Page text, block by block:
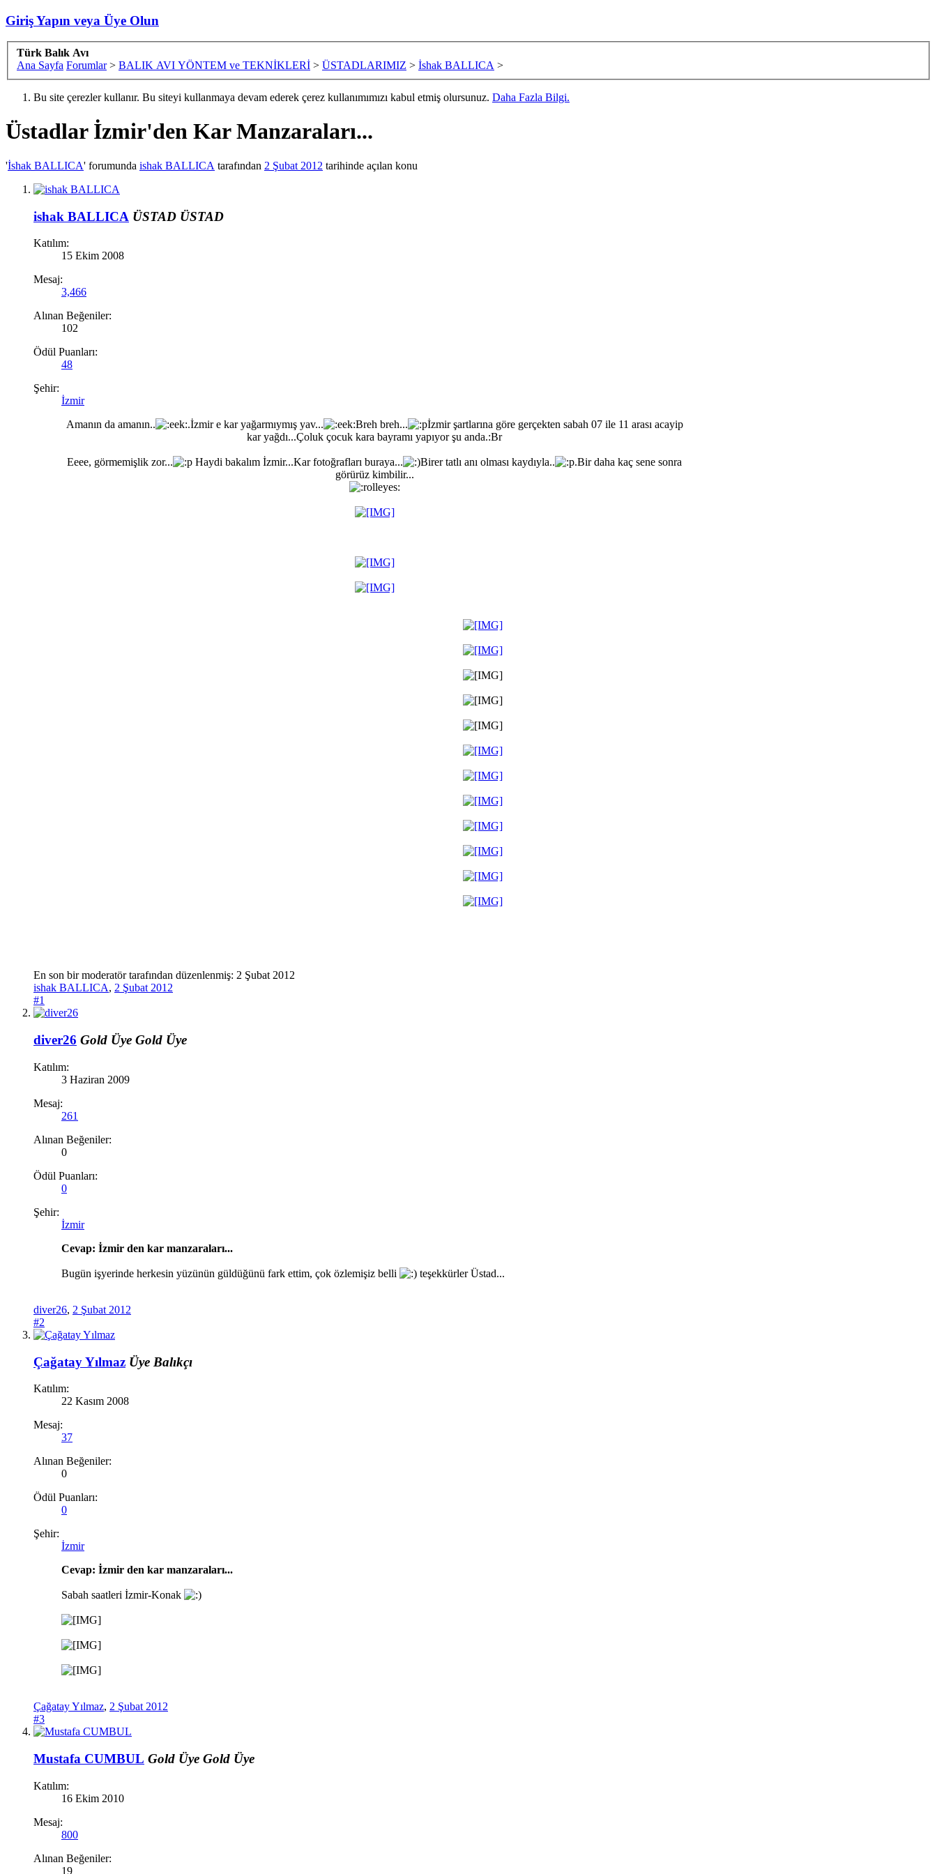
Giriş Yapın veya Üye Olun
Türk Balık Avı
Ana Sayfa Forumlar > BALIK AVI YÖNTEM ve TEKNİKLERİ > ÜSTADLARIMIZ > İshak BALLICA >
Bu site çerezler kullanır. Bu siteyi kullanmaya devam ederek çerez kullanımımızı kabul etmiş olursunuz. Daha Fazla Bilgi.
Üstadlarİzmir'den Kar Manzaraları...
'İshak BALLICA' forumunda ishak BALLICA tarafından 2 Şubat 2012 tarihinde açılan konu
ishak BALLICA ÜSTAD ÜSTAD
Katılım:
15 Ekim 2008
Mesaj:
3,466
Alınan Beğeniler:
102
Ödül Puanları:
48
Şehir:
İzmir
Amanın da amanın..
.İzmir e kar yağarmıymış yav... Breh breh...
İzmir şartlarına göre gerçekten sabah 07 ile 11 arası acayip
kar yağdı...Çoluk çocuk kara bayramı yapıyor şu anda.:Br
Eeee, görmemişlik zor... Haydi bakalım İzmir...Kar fotoğrafları buraya... Birer tatlı anı olması kaydıyla..
.Bir daha kaç sene sonra
görürüz kimbilir...
En son bir moderatör tarafından düzenlenmiş: 2 Şubat 2012
ishak BALLICA, 2 Şubat 2012
#1
diver26 Gold Üye Gold Üye
Katılım:
3 Haziran 2009
Mesaj:
261
Alınan Beğeniler:
0
Ödül Puanları:
0
Şehir:
İzmir
Cevap: İzmir den kar manzaraları...
Bugün işyerinde herkesin yüzünün güldüğünü fark ettim, çok özlemişiz belli teşekkürler Üstad...
diver26, 2 Şubat 2012
#2
Çağatay Yılmaz Üye Balıkçı
Katılım:
22 Kasım 2008
Mesaj:
37
Alınan Beğeniler:
0
Ödül Puanları:
0
Şehir:
İzmir
Cevap: İzmir den kar manzaraları...
Sabah saatleri İzmir-Konak
Çağatay Yılmaz, 2 Şubat 2012
#3
Mustafa CUMBUL Gold Üye Gold Üye
Katılım:
16 Ekim 2010
Mesaj:
800
Alınan Beğeniler:
19